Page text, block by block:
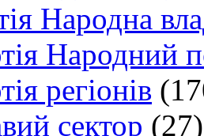
Народна
Народний
регіонів
сектор (27)